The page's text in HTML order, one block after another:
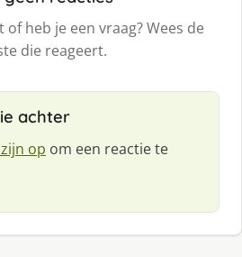
heb je een vraag? Wees de
die reageert.
achter
op om een reactie te